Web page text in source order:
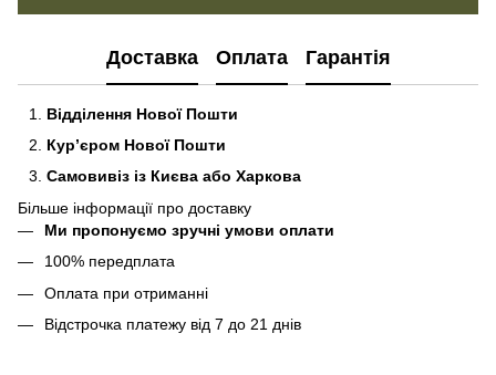
Доставка Оплата Гарантія
Відділення Нової Пошти
Кур’єром Нової Пошти
Самовивіз із Києва або Харкова
Більше інформації про доставку
Ми пропонуємо зручні умови оплати
100% передплата
Оплата при отриманні
Відстрочка платежу від 7 до 21 днів